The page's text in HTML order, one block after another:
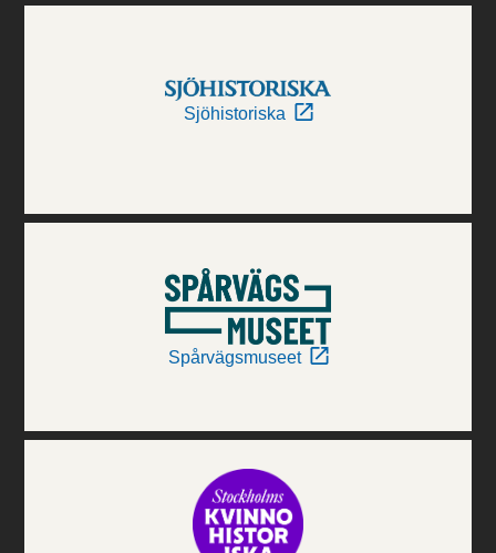
Sjöhistoriska
Spårvägsmuseet